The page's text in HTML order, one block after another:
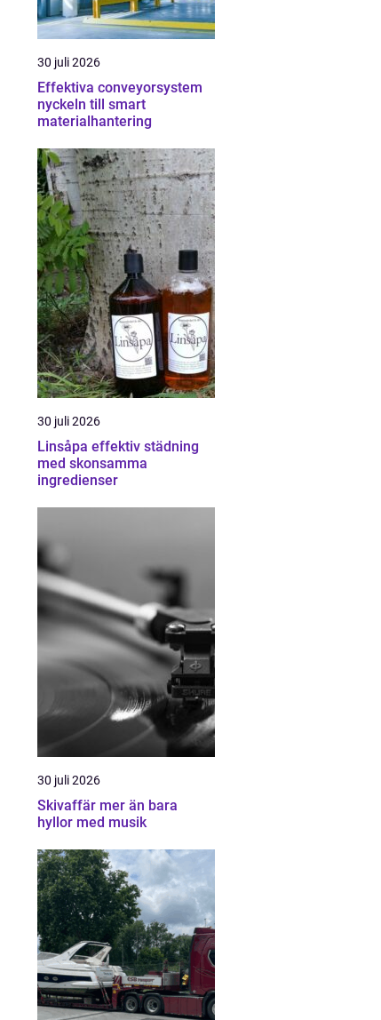
30 juli 2026
Effektiva conveyorsystem
nyckeln till smart
materialhantering
30 juli 2026
Linsåpa effektiv städning
med skonsamma
ingredienser
30 juli 2026
Skivaffär mer än bara
hyllor med musik